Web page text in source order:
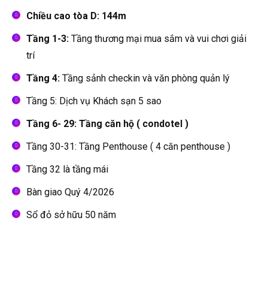
Chiều cao tòa D: 144m
Tầng 1-3: Tầng thương mại mua sắm và vui chơi giải
trí
Tầng 4: Tầng sảnh checkin và văn phòng quản lý
Tầng 5: Dịch vụ Khách sạn 5 sao
Tầng 6- 29: Tầng căn hộ ( condotel )
Tầng 30-31: Tầng Penthouse ( 4 căn penthouse )
Tầng 32 là tầng mái
Bàn giao Quý 4/2026
Sổ đỏ sở hữu 50 năm